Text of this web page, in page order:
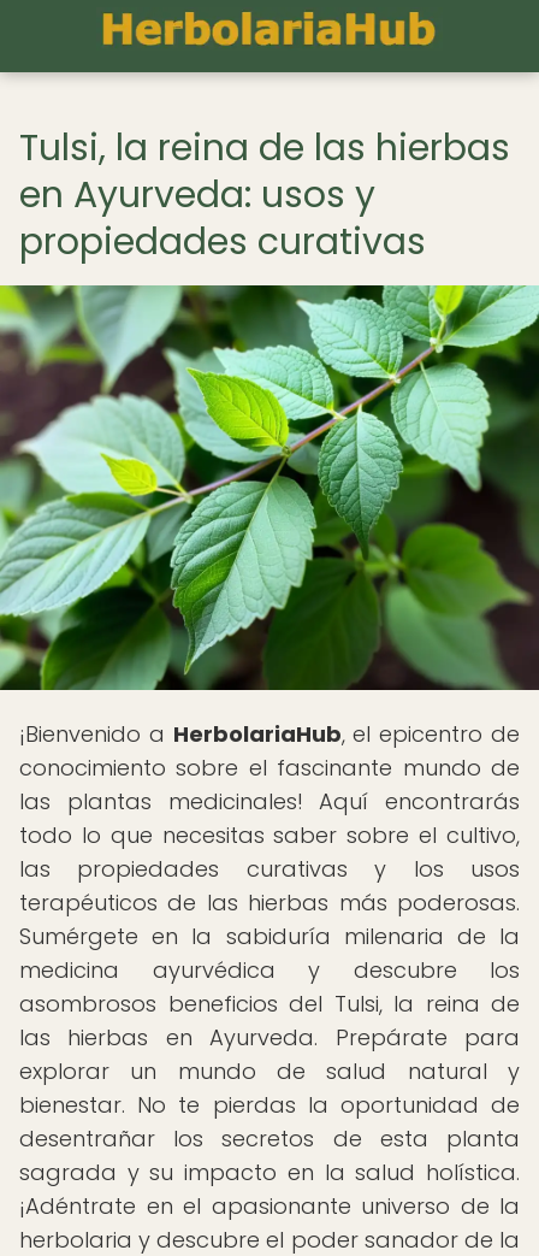
Tulsi, la reina de las hierbas
en Ayurveda: usos y
propiedades curativas
¡Bienvenido a HerbolariaHub, el epicentro de
conocimiento sobre el fascinante mundo de
las plantas medicinales! Aquí encontrarás
todo lo que necesitas saber sobre el cultivo,
las propiedades curativas y los usos
terapéuticos de las hierbas más poderosas.
Sumérgete en la sabiduría milenaria de la
medicina ayurvédica y descubre los
asombrosos beneficios del Tulsi, la reina de
las hierbas en Ayurveda. Prepárate para
explorar un mundo de salud natural y
bienestar. No te pierdas la oportunidad de
desentrañar los secretos de esta planta
sagrada y su impacto en la salud holística.
¡Adéntrate en el apasionante universo de la
herbolaria y descubre el poder sanador de la